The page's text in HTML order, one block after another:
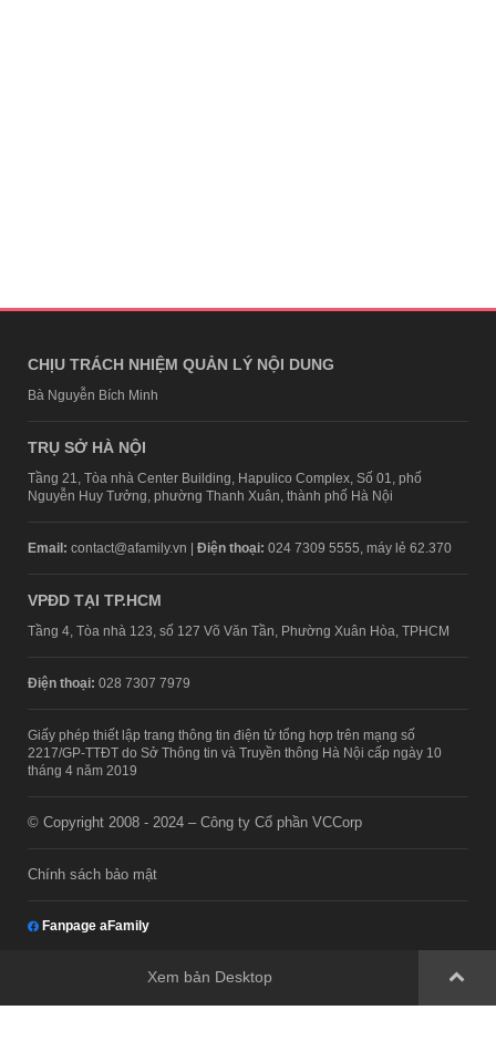
CHỊU TRÁCH NHIỆM QUẢN LÝ NỘI DUNG
Bà Nguyễn Bích Minh
TRỤ SỞ HÀ NỘI
Tầng 21, Tòa nhà Center Building, Hapulico Complex, Số 01, phố
Nguyễn Huy Tưởng, phường Thanh Xuân, thành phố Hà Nội
Email: contact@afamily.vn | Điện thoại: 024 7309 5555, máy lẻ 62.370
VPĐD TẠI TP.HCM
Tầng 4, Tòa nhà 123, số 127 Võ Văn Tần, Phường Xuân Hòa, TPHCM
Điện thoại: 028 7307 7979
Giấy phép thiết lập trang thông tin điện tử tổng hợp trên mạng số
2217/GP-TTĐT do Sở Thông tin và Truyền thông Hà Nội cấp ngày 10
tháng 4 năm 2019
© Copyright 2008 - 2024 – Công ty Cổ phần VCCorp
Chính sách bảo mật
Fanpage aFamily
Xem bản Desktop